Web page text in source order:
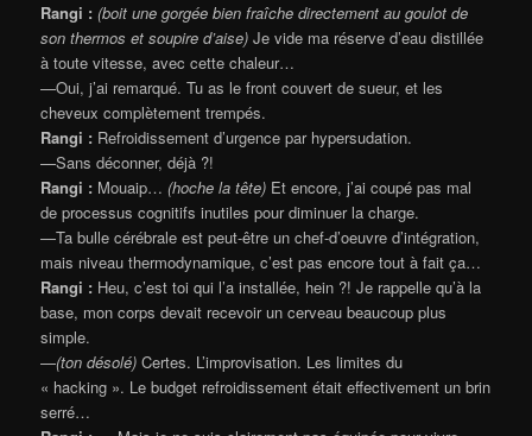
Rangi :(boit une gorgée bien fraîche directement au goulot de
son thermos et soupire d’aise) Je vide ma réserve d’eau distillée
à toute vitesse, avec cette chaleur…
—Oui, j’ai remarqué. Tu as le front couvert de sueur, et les
cheveux complètement trempés.
Rangi : Refroidissement d’urgence par hypersudation.
—Sans déconner, déjà ?!
Rangi : Mouaip…(hoche la tête) Et encore, j’ai coupé pas mal
de processus cognitifs inutiles pour diminuer la charge.
—Ta bulle cérébrale est peut-être un chef-d’oeuvre d’intégration,
mais niveau thermodynamique, c’est pas encore tout à fait ça…
Rangi : Heu, c’est toi qui l’a installée, hein ?! Je rappelle qu’à la
base, mon corps devait recevoir un cerveau beaucoup plus
simple.
—(ton désolé) Certes. L’improvisation. Les limites du
« hacking ». Le budget refroidissement était effectivement un brin
serré…